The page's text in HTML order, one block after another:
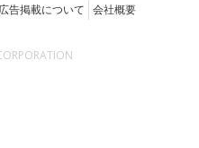
広告掲載について 会社概要